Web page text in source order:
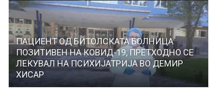
ПАЦИЕНТ ОД БИТОЛСКАТА БОЛНИЦА
ПОЗИТИВЕН НА КОВИД-19, ПРЕТХОДНО СЕ
ЛЕКУВАЛ НА ПСИХИЈАТРИЈА ВО ДЕМИР
ХИСАР